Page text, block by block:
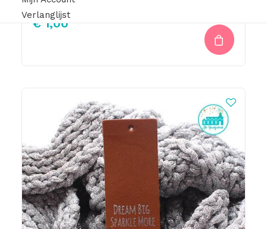
Verlanglijst
€ 1,00